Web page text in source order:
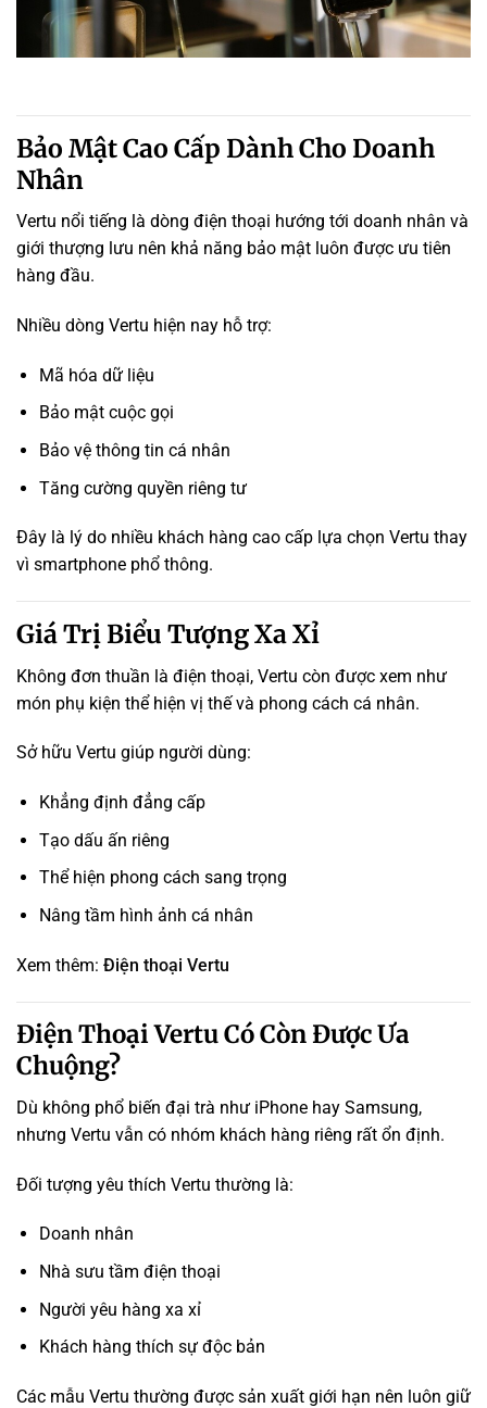
Bảo Mật Cao Cấp Dành Cho Doanh
Nhân
Vertu nổi tiếng là dòng điện thoại hướng tới doanh nhân và
giới thượng lưu nên khả năng bảo mật luôn được ưu tiên
hàng đầu.
Nhiều dòng Vertu hiện nay hỗ trợ:
Mã hóa dữ liệu
Bảo mật cuộc gọi
Bảo vệ thông tin cá nhân
Tăng cường quyền riêng tư
Đây là lý do nhiều khách hàng cao cấp lựa chọn Vertu thay
vì smartphone phổ thông.
Giá Trị Biểu Tượng Xa Xỉ
Không đơn thuần là điện thoại, Vertu còn được xem như
món phụ kiện thể hiện vị thế và phong cách cá nhân.
Sở hữu Vertu giúp người dùng:
Khẳng định đẳng cấp
Tạo dấu ấn riêng
Thể hiện phong cách sang trọng
Nâng tầm hình ảnh cá nhân
Xem thêm: Điện thoại Vertu
Điện Thoại Vertu Có Còn Được Ưa
Chuộng?
Dù không phổ biến đại trà như iPhone hay Samsung,
nhưng Vertu vẫn có nhóm khách hàng riêng rất ổn định.
Đối tượng yêu thích Vertu thường là:
Doanh nhân
Nhà sưu tầm điện thoại
Người yêu hàng xa xỉ
Khách hàng thích sự độc bản
Các mẫu Vertu thường được sản xuất giới hạn nên luôn giữ